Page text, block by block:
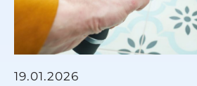
19.01.2026